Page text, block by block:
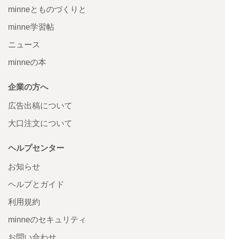
minneとものづくりと
minne学習帖
ニュース
minneの本
企業の方へ
広告出稿について
大口注文について
ヘルプセンター
お知らせ
ヘルプとガイド
利用規約
minneのセキュリティ
お問い合わせ